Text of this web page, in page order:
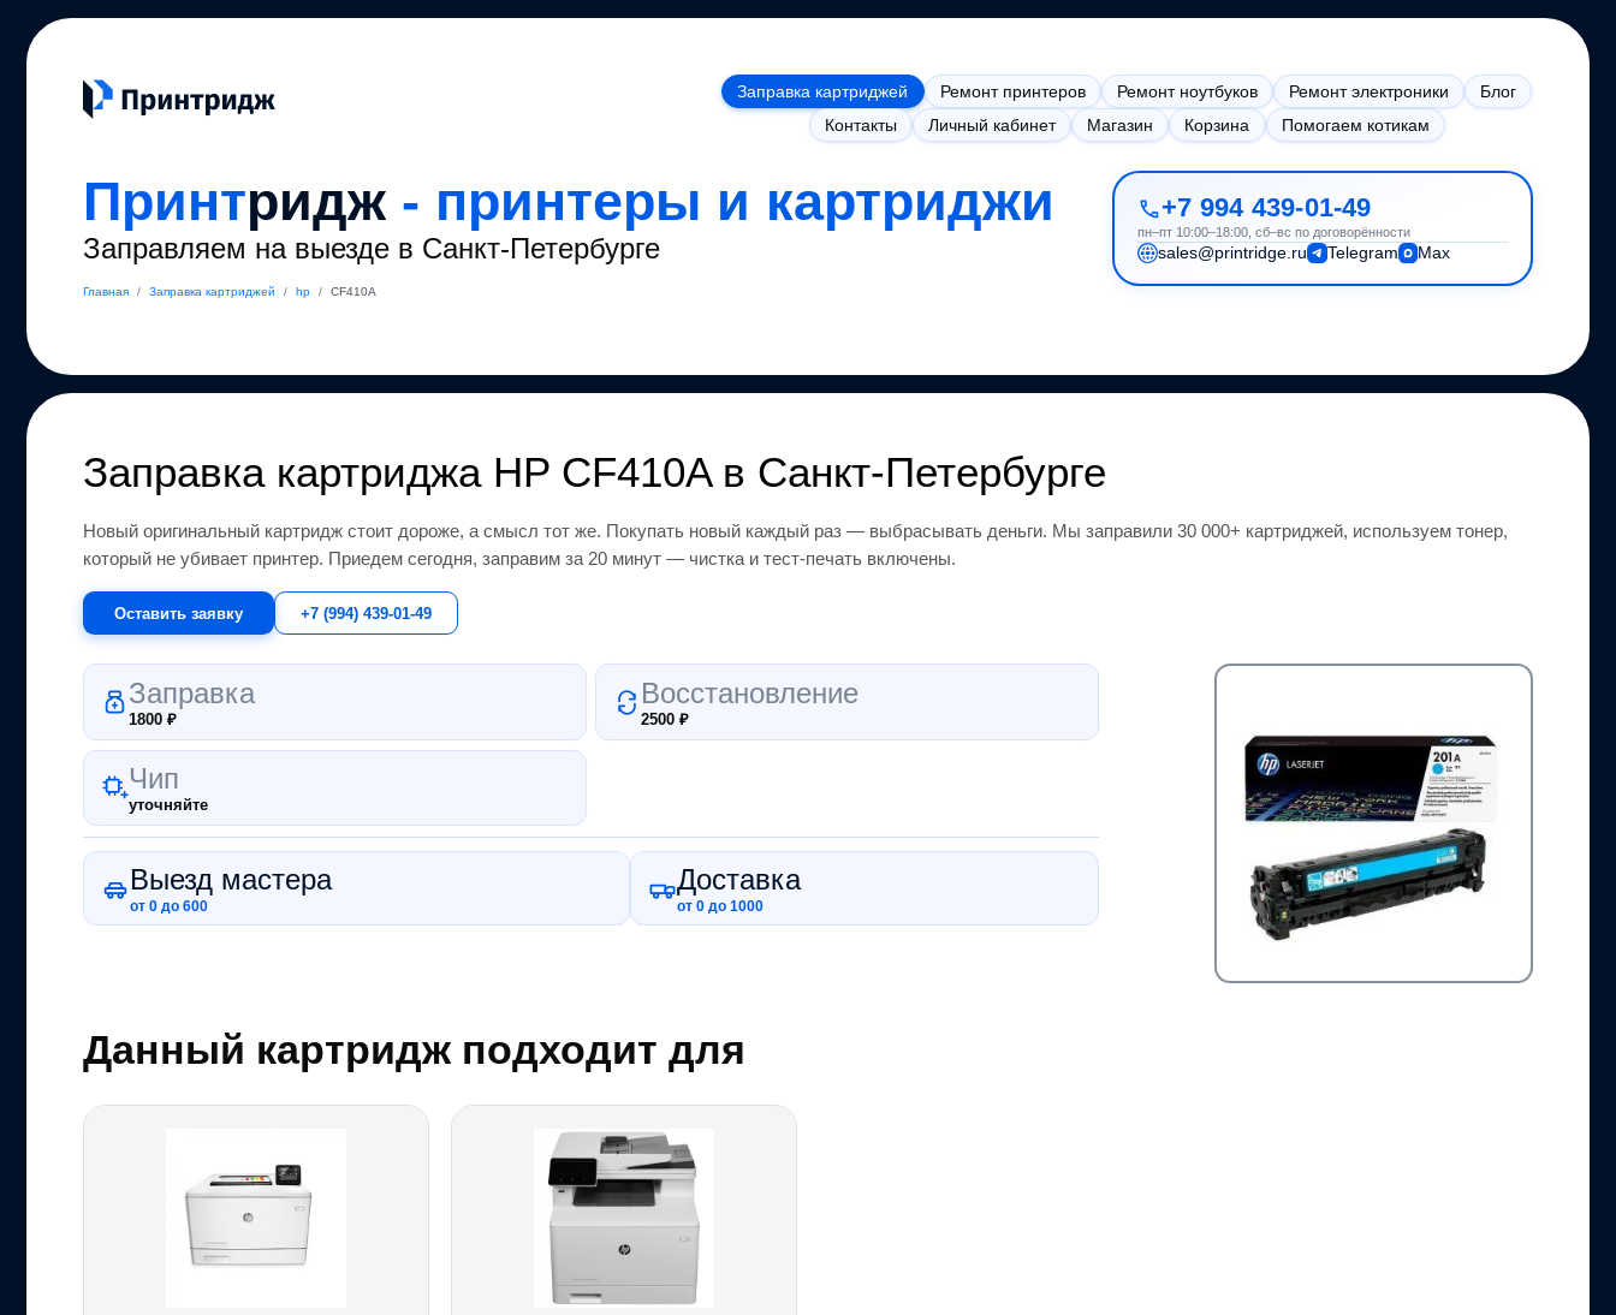
Заправка картриджей Ремонт принтеров Ремонт ноутбуков Ремонт электроники
Блог
Контакты
Личный кабинет Магазин Корзина Помогаем котикам
Принтридж - принтеры и картриджи
Заправляем на выезде в Санкт-Петербурге
Главная / Заправка картриджей / hp / CF410A
+7 994 439-01-49
пн–пт 10:00–18:00, сб–вс по договорённости
sales@printridge.ru Telegram Max
Заправка картриджа HP CF410Aв Санкт-Петербурге
Новый оригинальный картридж стоит дороже, а смысл тот же. Покупать новый каждый раз — выбрасывать деньги. Мы заправили 30 000+ картриджей, используем тонер,
который не убивает принтер. Приедем сегодня, заправим за 20 минут — чистка и тест-печать включены.
Оставить заявку +7 (994) 439-01-49
Заправка
1800₽
Восстановление
2500₽
Чип
уточняйте
Выезд мастера
от 0 до 600
Доставка
от 0 до 1000
Данный картридж подходит для